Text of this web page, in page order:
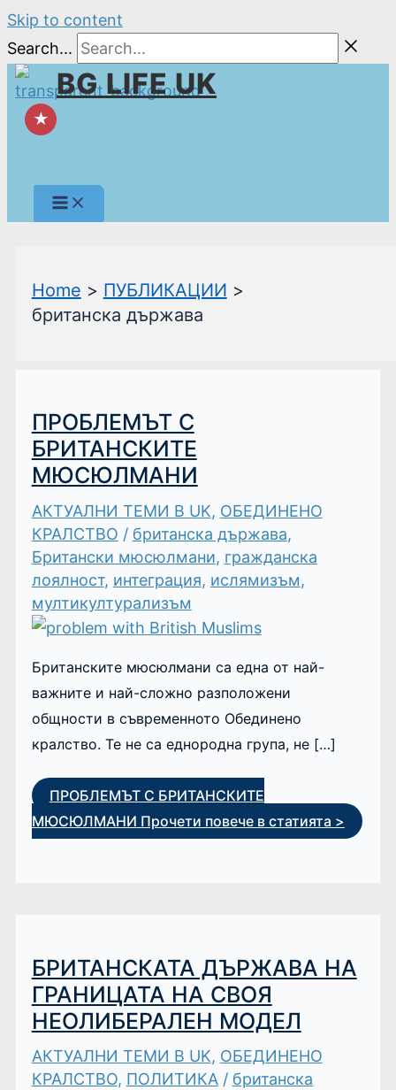
Skip to content
Search...
BG LIFE UK
★
Home
ПУБЛИКАЦИИ
британска държава
ПРОБЛЕМЪТ С
БРИТАНСКИТЕ
МЮСЮЛМАНИ
АКТУАЛНИ ТЕМИ В UK, ОБЕДИНЕНО
КРАЛСТВО / британска държава,
Британски мюсюлмани, гражданска
лоялност, интеграция, ислямизъм,
мултикултурализъм
Британските мюсюлмани са една от най-
важните и най-сложно разположени
общности в съвременното Обединено
кралство. Те не са еднородна група, не […]
ПРОБЛЕМЪТ С БРИТАНСКИТЕ
МЮСЮЛМАНИ Прочети повече в статията >
БРИТАНСКАТА ДЪРЖАВА НА
ГРАНИЦАТА НА СВОЯ
НЕОЛИБЕРАЛЕН МОДЕЛ
АКТУАЛНИ ТЕМИ В UK, ОБЕДИНЕНО
КРАЛСТВО, ПОЛИТИКА/ британска